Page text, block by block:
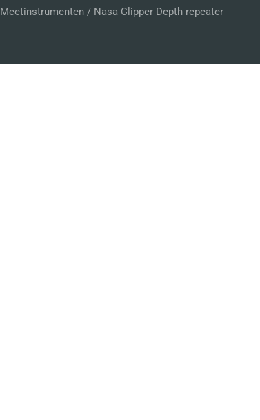
Meetinstrumenten/ Nasa Clipper Depth repeater